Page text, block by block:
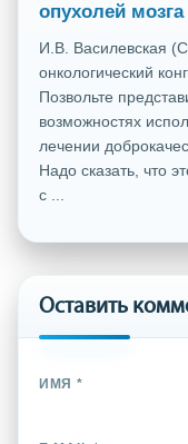
опухолей мозга
И.В. Василевская
онкологический
Позвольте
возможностях
лечении
Надо сказать, что
с ...
Оставить
ИМЯ *